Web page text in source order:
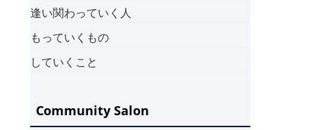
逢い関わっていく人
もっていくもの
していくこと
Community Salon